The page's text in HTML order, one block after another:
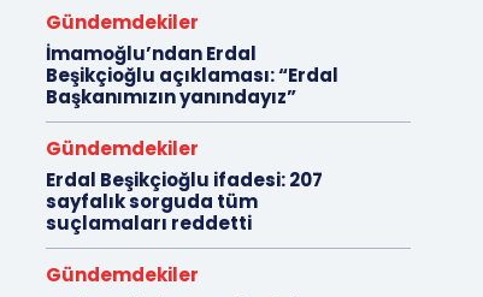
Gündemdekiler
İmamoğlu’ndan Erdal
Beşikçioğlu açıklaması: “Erdal
Başkanımızın yanındayız”
Gündemdekiler
Erdal Beşikçioğlu ifadesi: 207
sayfalık sorguda tüm
suçlamaları reddetti
Gündemdekiler